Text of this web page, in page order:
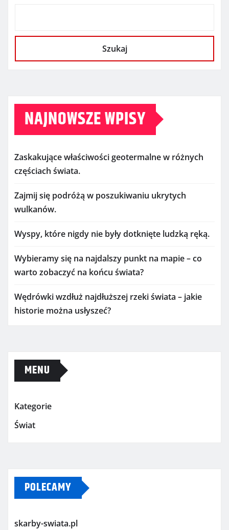
Szukaj
NAJNOWSZE WPISY
Zaskakujące właściwości geotermalne w różnych
częściach świata.
Zajmij się podróżą w poszukiwaniu ukrytych
wulkanów.
Wyspy, które nigdy nie były dotknięte ludzką ręką.
Wybieramy się na najdalszy punkt na mapie – co
warto zobaczyć na końcu świata?
Wędrówki wzdłuż najdłuższej rzeki świata – jakie
historie można usłyszeć?
MENU
Kategorie
Świat
POLECAMY
skarby-swiata.pl